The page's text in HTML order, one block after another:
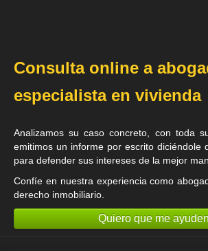
Consulta online a
especialista en vivienda
Analizamos su caso concreto, con toda
emitimos un informe por escrito diciéndole
para defender sus intereses de la mejor
Confíe en nuestra experiencia como
derecho inmobiliario
Quiero que me ayuden